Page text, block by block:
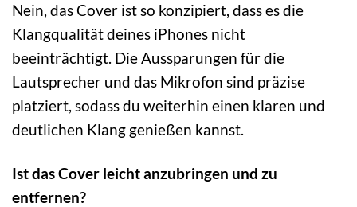
Nein, das Cover ist so konzipiert, dass es die
Klangqualität deines iPhones nicht
beeinträchtigt. Die Aussparungen für die
Lautsprecher und das Mikrofon sind präzise
platziert, sodass du weiterhin einen klaren und
deutlichen Klang genießen kannst.
Ist das Cover leicht anzubringen und zu
entfernen?